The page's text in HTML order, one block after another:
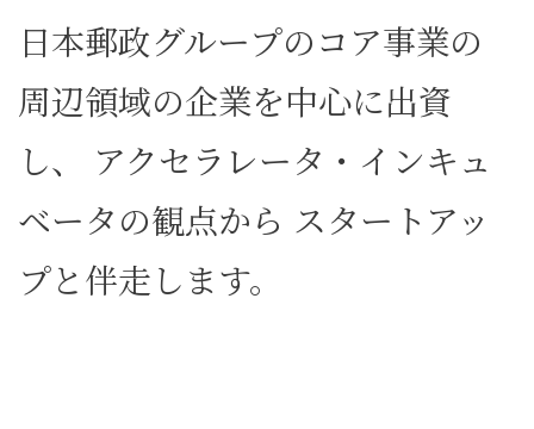
日本郵政グループのコア事業の
周辺領域の企業を中心に出資
し、
アクセラレータ・インキュ
ベータの観点から スタートアッ
プと伴走します。